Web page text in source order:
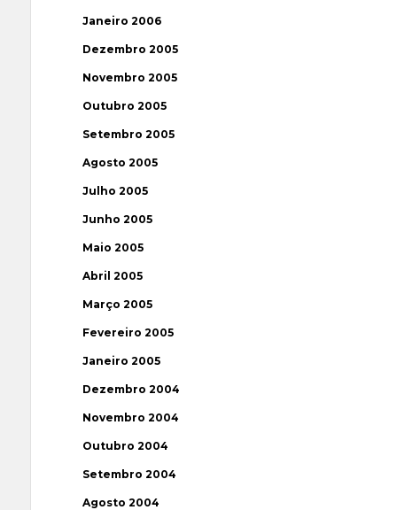
Janeiro 2006
Dezembro 2005
Novembro 2005
Outubro 2005
Setembro 2005
Agosto 2005
Julho 2005
Junho 2005
Maio 2005
Abril 2005
Março 2005
Fevereiro 2005
Janeiro 2005
Dezembro 2004
Novembro 2004
Outubro 2004
Setembro 2004
Agosto 2004